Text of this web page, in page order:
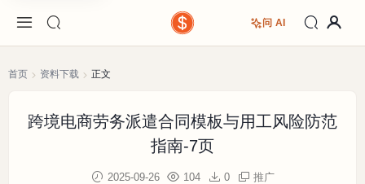
问 AI
首页 资料下载 正文
跨境电商劳务派遣合同模板与用工风险防范
指南-7页
2025-09-26 104 0 推广